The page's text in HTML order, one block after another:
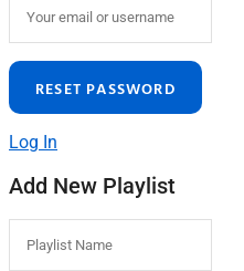
Log In
Add New Playlist